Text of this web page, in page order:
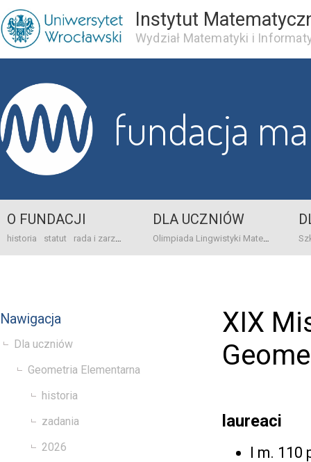
Instytut
Wydział Matematyki i
fundacja
O FUNDACJI
historia statut rada i zarząd dane bankowo-adresowe kontakt
DLA UCZNIÓW
Olimpiada Lingwistyki Matematycznej
Nawigacja
Dla uczniów
Geometria Elementarna
historia
zadania
2026
XIX
laureaci
I m. 110